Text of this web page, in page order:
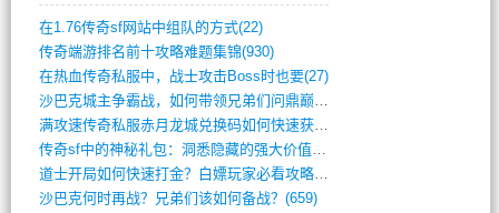
在1.76传奇sf网站中组队的方式(22)
传奇端游排名前十攻略难题集锦(930)
在热血传奇私服中，战士攻击Boss时也要(27)
沙巴克城主争霸战，如何带领兄弟们问鼎巅峰(565)
满攻速传奇私服赤月龙城兑换码如何快速获取(676)
传奇sf中的神秘礼包：洞悉隐藏的强大价值(427)
道士开局如何快速打金？白嫖玩家必看攻略(5)
沙巴克何时再战？兄弟们该如何备战？(659)